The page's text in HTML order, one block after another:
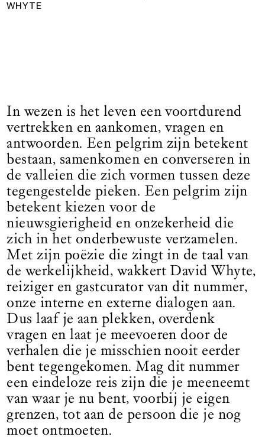
WHYTE
In wezen is het leven een voortdurend
vertrekken en aankomen, vragen en
antwoorden. Een pelgrim zijn betekent
bestaan, samenkomen en converseren in
de valleien die zich vormen tussen deze
tegengestelde pieken. Een pelgrim zijn
betekent kiezen voor de
nieuwsgierigheid en onzekerheid die
zich in het onderbewuste verzamelen.
Met zijn poëzie die zingt in de taal van
de werkelijkheid, wakkert David Whyte,
reiziger en gastcurator van dit nummer,
onze interne en externe dialogen aan.
Dus laaf je aan plekken, overdenk
vragen en laat je meevoeren door de
verhalen die je misschien nooit eerder
bent tegengekomen. Mag dit nummer
een eindeloze reis zijn die je meeneemt
van waar je nu bent, voorbij je eigen
grenzen, tot aan de persoon die je nog
moet ontmoeten.